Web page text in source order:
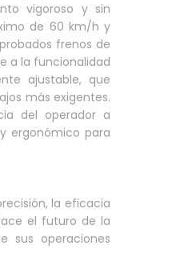
vigoroso y sin
de 60 km/h y
frenos de
a la funcionalidad
ajustable, que
más exigentes.
del operador a
ergonómico para
la eficacia
el futuro de la
sus operaciones